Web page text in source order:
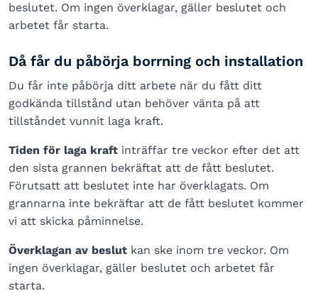
beslutet. Om ingen överklagar, gäller beslutet och
arbetet får starta.
Då får du påbörja borrning och installation
Du får inte påbörja ditt arbete när du fått ditt
godkända tillstånd utan behöver vänta på att
tillståndet vunnit laga kraft.
Tiden för laga kraft inträffar tre veckor efter det att
den sista grannen bekräftat att de fått beslutet.
Förutsatt att beslutet inte har överklagats. Om
grannarna inte bekräftar att de fått beslutet kommer
vi att skicka påminnelse.
Överklagan av beslut kan ske inom tre veckor. Om
ingen överklagar, gäller beslutet och arbetet får
starta.